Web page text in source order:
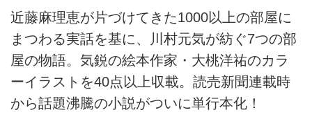
近藤麻理恵が片づけてきた1000以上の部屋に
まつわる実話を基に、川村元気が紡ぐ7つの部
屋の物語。気鋭の絵本作家・大桃洋祐のカラ
ーイラストを40点以上収載。読売新聞連載時
から話題沸騰の小説がついに単行本化！